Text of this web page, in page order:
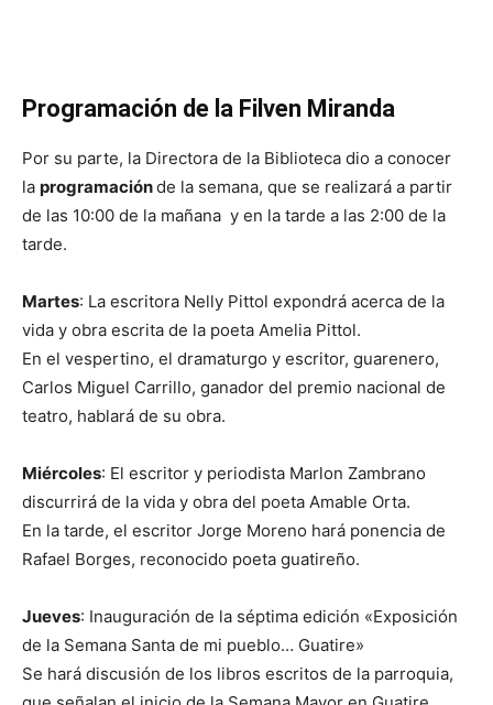
Programación de la Filven Miranda
Por su parte, la Directora de la Biblioteca dio a conocer
la programaciónde la semana, que se realizará a partir
de las 10:00 de la mañana y en la tarde a las 2:00 de la
tarde.
Martes: La escritora Nelly Pittol expondrá acerca de la
vida y obra escrita de la poeta Amelia Pittol.
En el vespertino, el dramaturgo y escritor, guarenero,
Carlos Miguel Carrillo, ganador del premio nacional de
teatro, hablará de su obra.
Miércoles: El escritor y periodista Marlon Zambrano
discurrirá de la vida y obra del poeta Amable Orta.
En la tarde, el escritor Jorge Moreno hará ponencia de
Rafael Borges, reconocido poeta guatireño.
Jueves: Inauguración de la séptima edición «Exposición
de la Semana Santa de mi pueblo… Guatire»
Se hará discusión de los libros escritos de la parroquia,